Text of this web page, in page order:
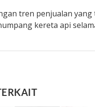
tren penjualan
kereta api